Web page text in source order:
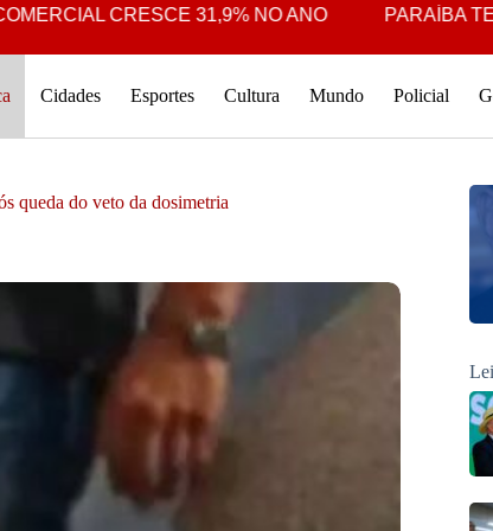
CRESCE 31,9% NO ANO PARAÍBA TEM 5º
Cidades Esportes Cultura Mundo Policial
queda do veto da dosimetria